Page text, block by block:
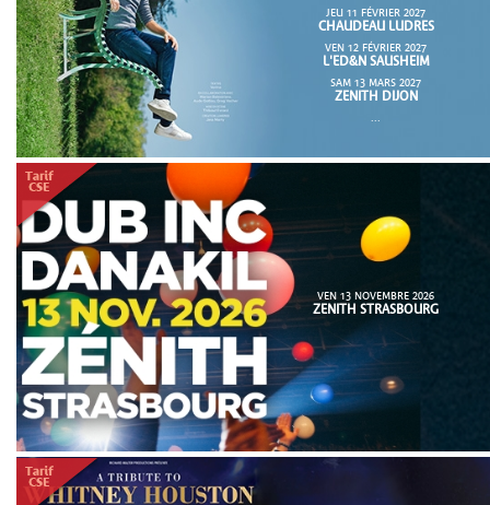
JEU 11 FÉVRIER 2027
CHAUDEAU LUDRES
VEN 12 FÉVRIER 2027
L'ED&N SAUSHEIM
SAM 13 MARS 2027
ZENITH DIJON
VEN 13 NOVEMBRE 2026
ZENITH STRASBOURG